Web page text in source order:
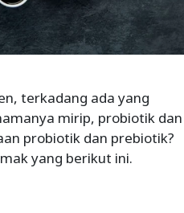
terkadang ada yang
mirip, probiotik dan
probiotik dan prebiotik?
yang berikut ini.